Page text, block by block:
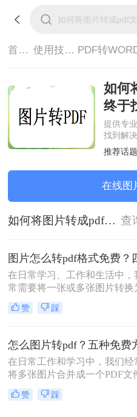
首页> 使用技巧>
如何
终于
提供专
找到解
构技术
乱码。
密保障
片转成
需安装
推荐话题
在线图
如何将图片转成pdf文档，终于找到解决方法了 查
在日常学习、工作和生活中，
常需要将一张或多张图片转换
格式，以便于分享、存档或打
论是整理电子相册、提交证件
都十分常见。为了帮你快速选
合自己的转换方式，下表汇总
主流免费方法的核心差异：
赞 踩
在日常工作和学习中，我们经
将多张图片合并成一个PDF文
便于分享、存档或打印。无论
电子相册、整理工作截图、提
赞 踩